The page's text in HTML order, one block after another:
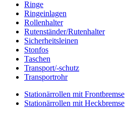
Ringe
Ringeinlagen
Rollenhalter
Rutenständer/Rutenhalter
Sicherheitsleinen
Stonfos
Taschen
Transport/-schutz
Transportrohr
Stationärrollen mit Frontbremse
Stationärrollen mit Heckbremse